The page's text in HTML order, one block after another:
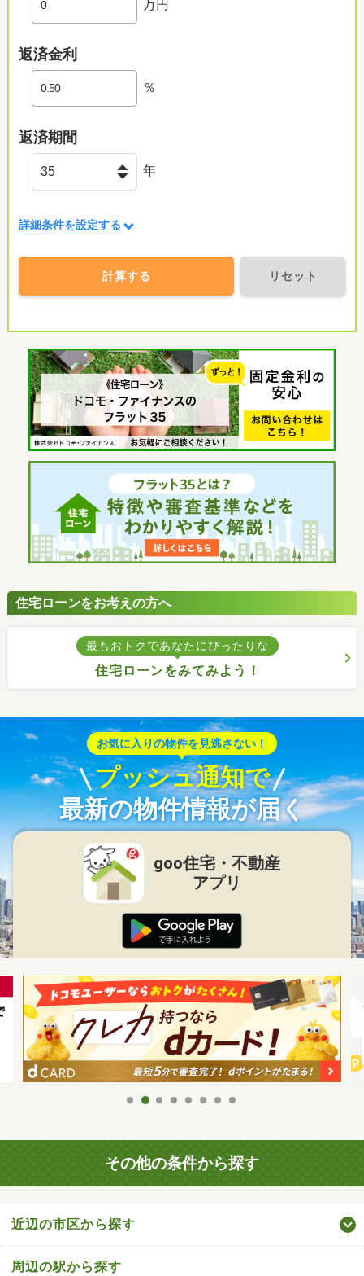
万円
返済金利
％
返済期間
年
詳細条件を設定する
計算する リセット
住宅ローンをお考えの方へ
最もおトクであなたにぴったりな
住宅ローンをみてみよう！
お気に入りの物件を見逃さない！
プッシュ通知で
最新の物件情報が届く
goo住宅・不動産
アプリ
その他の条件から探す
近辺の市区から探す
周辺の駅から探す